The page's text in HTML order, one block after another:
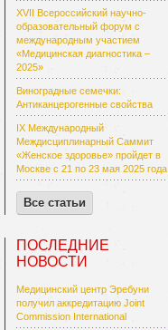
XVII Всероссийский научно-
образовательный форум с
международным участием
«Медицинская диагностика –
2025»
Виноградные семечки:
Антиканцерогенные свойства
IX Международный
Междисциплинарный Саммит
«Женское здоровье» пройдет в
Москве с 21 по 23 мая 2025 года
Все статьи
ПОСЛЕДНИЕ
НОВОСТИ
Медицинский центр Эребуни
получил аккредитацию Joint
Commission International